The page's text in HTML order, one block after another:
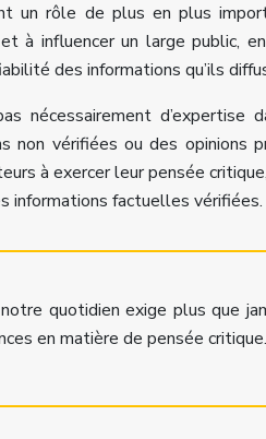
un rôle de plus en plus
à influencer un large public,
des informations qu’ils
nécessairement
non vérifiées ou des opinions
à exercer leur pensée
informations factuelles vérifiées.
quotidien exige plus que
en matière de pensée critique.